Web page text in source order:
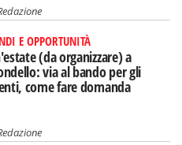
E OPPORTUNITÀ
(da organizzare) a
via al bando per gli
come fare domanda